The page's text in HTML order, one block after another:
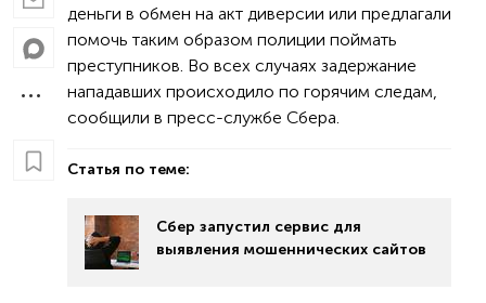
деньги в обмен на акт диверсии или предлагали
помочь таким образом полиции поймать
преступников. Во всех случаях задержание
нападавших происходило по горячим следам,
сообщили в пресс-службе Сбера.
Статья по теме:
Сбер запустил сервис для
выявления мошеннических сайтов